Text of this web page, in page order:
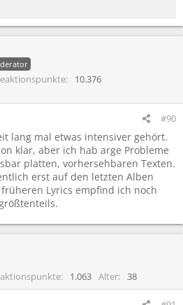
10.376
#90
lang mal etwas intensiver gehört.
klar, aber ich hab arge Probleme
platten, vorhersehbaren Texten.
erst auf den letzten Alben
Lyrics empfind ich noch
1.063 Alter 38